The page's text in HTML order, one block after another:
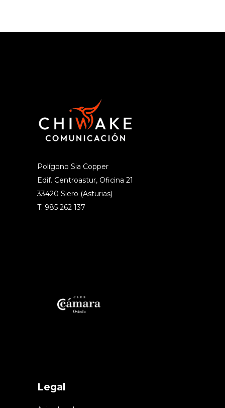
Polígono Sia Copper
Edif. Centroastur, Oficina 21
33420 Siero (Asturias)
T. 985 262 137
Legal